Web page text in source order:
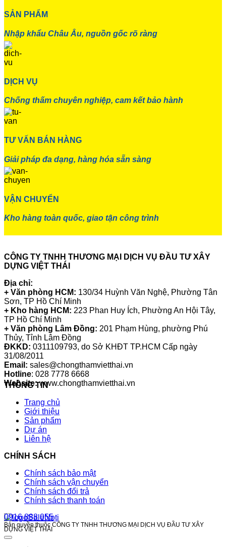
SẢN PHẨM
Nhập khẩu Châu Âu, nguồn gốc rõ ràng
DỊCH VỤ
Chống thấm chuyên nghiệp, cam kết bảo hành
TƯ VẤN BÁN HÀNG
Giải pháp đa dạng, hàng hóa sẵn sàng
VẬN CHUYỂN
Kho hàng toàn quốc, giao tận công trình
CÔNG TY TNHH THƯƠNG MẠI DỊCH VỤ ĐẦU TƯ XÂY
DỰNG VIỆT THÁI
Địa chỉ:
+ Văn phòng HCM: 130/34 Huỳnh Văn Nghệ, Phường Tân
Sơn, TP Hồ Chí Minh
+ Kho hàng HCM: 223 Phan Huy Ích, Phường An Hội Tây,
TP Hồ Chí Minh
+ Văn phòng Lâm Đồng: 201 Phạm Hùng, phường Phú
Thủy, Tỉnh Lâm Đồng
ĐKKD: 0311109793, do Sở KHĐT TP.HCM Cấp ngày
31/08/2011
Email: sales@chongthamvietthai.vn
Hotline: 028 7778 6668
Website:www.chongthamvietthai.vn
THÔNG TIN
Trang chủ
Giới thiệu
Sản phẩm
Dự án
Liên hệ
CHÍNH SÁCH
Chính sách bảo mật
Chính sách vận chuyển
Chính sách đổi trả
Chính sách thanh toán
0916 888 055
Bản quyền thuộc CÔNG TY TNHH THƯƠNG MẠI DỊCH VỤ ĐẦU TƯ XÂY
DỰNG VIỆT THÁI